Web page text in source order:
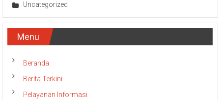
Uncategorized
Menu
Beranda
Berita Terkini
Pelayanan Informasi